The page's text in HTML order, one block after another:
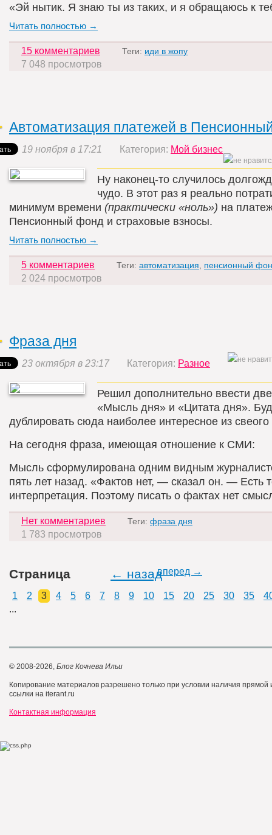
«Эй нытик. Я знаю ты из таких, и я обращаюсь к
Читать полностью →
15 комментариев Теги: иди в жопу
7 048 просмотров
Автоматизация платежей в
19 ноября в 17:21 Категория: Мой бизнес
Ну наконец-то случилось
чудо. В этот раз я реально
минимум времени (практически «ноль») на
Пенсионный фонд и страховые взносы.
Читать полностью →
5 комментариев Теги: автоматизация пенсионный
2 024 просмотров
Фраза дня
23 октября в 23:17 Категория: Разное
Решил дополнительно ввести
«Мысль дня» и «Цитата дня».
дублировать сюда наиболее интересное из
На сегодня фраза, имеющая отношение к СМИ:
Мысль сформулирована одним видным
пять лет назад. «Фактов нет, — сказал он. — Есть
интерпретация. Поэтому писать о фактах нет
Нет комментариев Теги: фраза дня
1 783 просмотров
Страница ← назадвперед →
1 2 3 4 5 6 7 8 9 10 15 20 25 30 35
...
© 2008-2026, Блог Кочнева Ильи
Копирование материалов разрешено только при условии наличия прямой
ссылки на iterant.ru
Контактная информация